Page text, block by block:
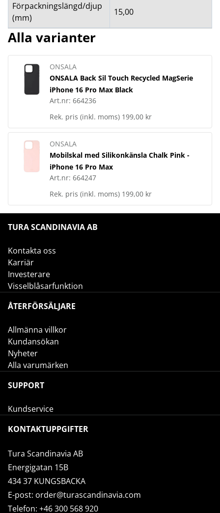
Förpackningslängd/djup
(mm)
15,00
Alla varianter
ONSALA
ONSALA Back Sil Touch Recycled MagSerie
iPhone 16 Pro Max Black
Art.nr: 664236
Rek. pris (inkl. moms) 199,00 kr
ONSALA
Mobilskal med Silikonkänsla Chalk Pink -
iPhone 16 Pro Max
Art.nr: 664247
Rek. pris (inkl. moms) 199,00 kr
TURA SCANDINAVIA AB
Kontakta oss
Karriär
Investerare
Visselblåsarfunktion
ÅTERFÖRSÄLJARE
Allmänna villkor
Kundansökan
Nyheter
Alla varumärken
SUPPORT
Kundservice
KONTAKTUPPGIFTER
Tura Scandinavia AB
Energigatan 15B
434 37 KUNGSBACKA
E-post: order@turascandinavia.com
Telefon: +46 300 568 920